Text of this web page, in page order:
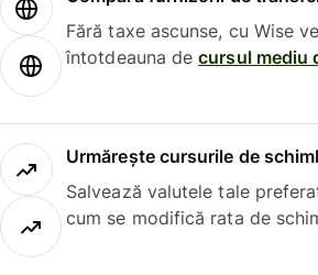
Fără taxe ascunse, cu Wise
întotdeauna decursul mediu
Urmărește cursurile de
Salvează valutele tale
cum se modifică rata de